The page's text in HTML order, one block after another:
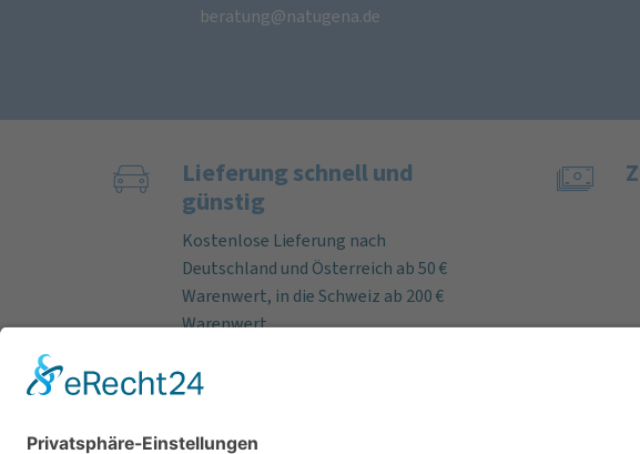
beratung@natugena.de
Lieferung schnell und
günstig
Kostenlose Lieferung nach
Deutschland und Österreich ab 50 €
Warenwert, in die Schweiz ab 200 €
Warenwert.
Bei Bestelleingang an Werktagen
bis 12 Uhr versenden wir lieferbare